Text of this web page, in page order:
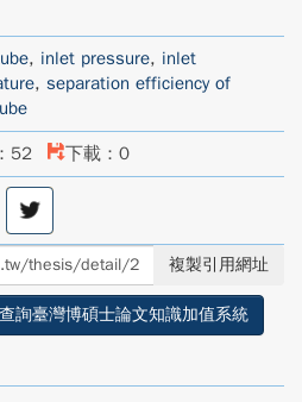
, inlet pressure, inlet
, separation efficiency of
52 下載：0
分
享
至
twitter
複製引用網址
查詢臺灣博碩士論文知識加值系統